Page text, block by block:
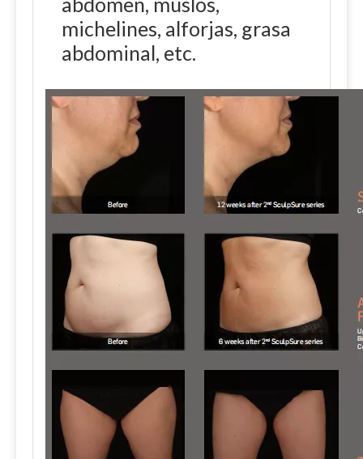
michelines, alforjas, grasa
abdominal, etc.